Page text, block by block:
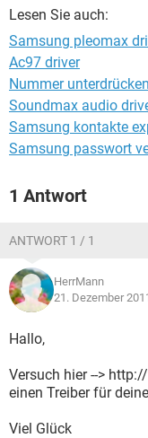
Lesen Sie auch:
Samsung pleomax
Ac97 driver
Nummer
Soundmax audio
Samsung kontakte
Samsung passwort
1 Antwort
ANTWORT 1 / 1
HerrMann
21. Dezember
Hallo,
Versuch hier -->
einen Treiber für
Viel Glück